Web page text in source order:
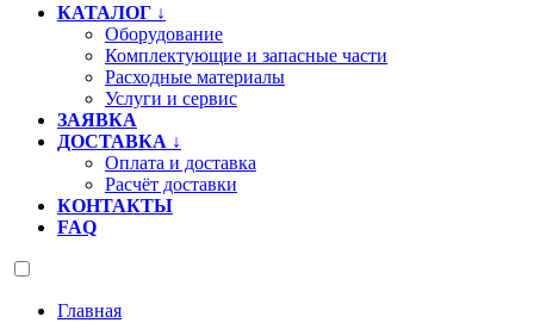
КАТАЛОГ ↓
Оборудование
Комплектующие и запасные части
Расходные материалы
Услуги и сервис
ЗАЯВКА
ДОСТАВКА ↓
Оплата и доставка
Расчёт доставки
КОНТАКТЫ
FAQ
Главная